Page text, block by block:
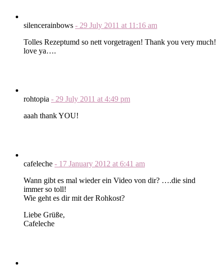
silencerainbows - 29 July 2011 at 11:16 am
Tolles Rezeptumd so nett vorgetragen! Thank you very much!
love ya….
rohtopia - 29 July 2011 at 4:49 pm
aaah thank YOU!
cafeleche - 17 January 2012 at 6:41 am
Wann gibt es mal wieder ein Video von dir? ….die sind
immer so toll!
Wie geht es dir mit der Rohkost?
Liebe Grüße,
Cafeleche